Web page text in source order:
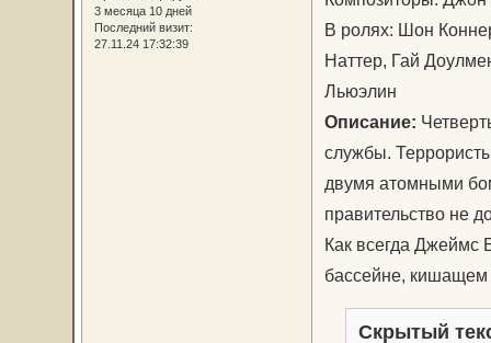
3 месяца 10 дней
Последний визит:
27.11.24 17:32:39
В ролях: Шон
Наттер, Гай
Льюэлин
Описание:
службы.
двумя атомными
правительство не
Как всегда Джеймс
бассейне, кишащем
Скрытый